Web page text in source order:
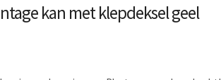
kan met klepdeksel geel